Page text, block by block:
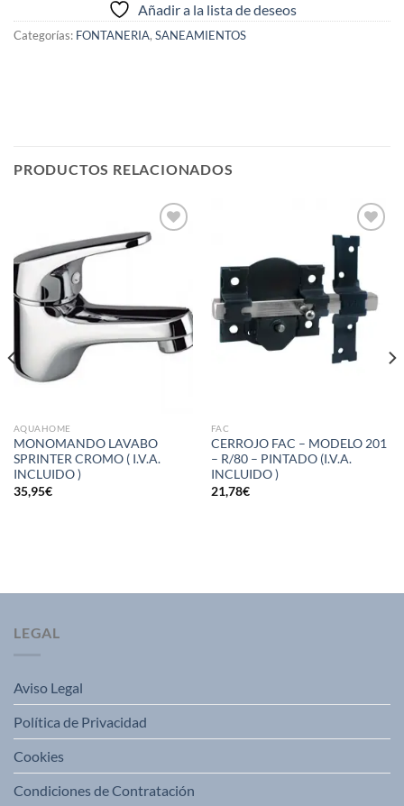
Añadir a la lista de deseos
Categorías: FONTANERIA, SANEAMIENTOS
PRODUCTOS RELACIONADOS
AQUAHOME
MONOMANDO LAVABO
SPRINTER CROMO ( I.V.A.
INCLUIDO )
35,95€
Añadir
deseos
FAC
CERROJO FAC – MODELO 201
– R/80 – PINTADO (I.V.A.
INCLUIDO )
21,78€
LEGAL
Aviso Legal
Política de Privacidad
Cookies
Condiciones de Contratación